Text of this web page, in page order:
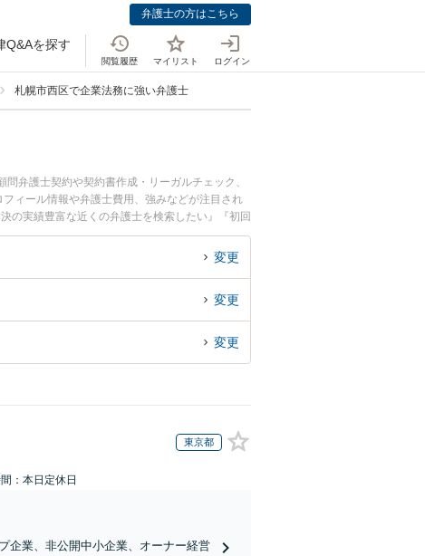
弁護士の方はこちら
Q&Aを探す
閲覧履歴 マイリスト ログイン
札幌市西区で企業法務に強い弁護士
弁護士契約や契約書作成・リーガルチェック、
ィール情報や弁護士費用、強みなどが注目され
の実績豊富な近くの弁護士を検索したい』『初回
変更
変更
変更
東京都
：本日定休日
企業、非公開中小企業、オーナー経営